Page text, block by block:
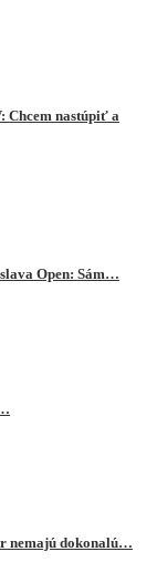
Chcem nastúpiť a
Open: Sám…
nemajú dokonalú…